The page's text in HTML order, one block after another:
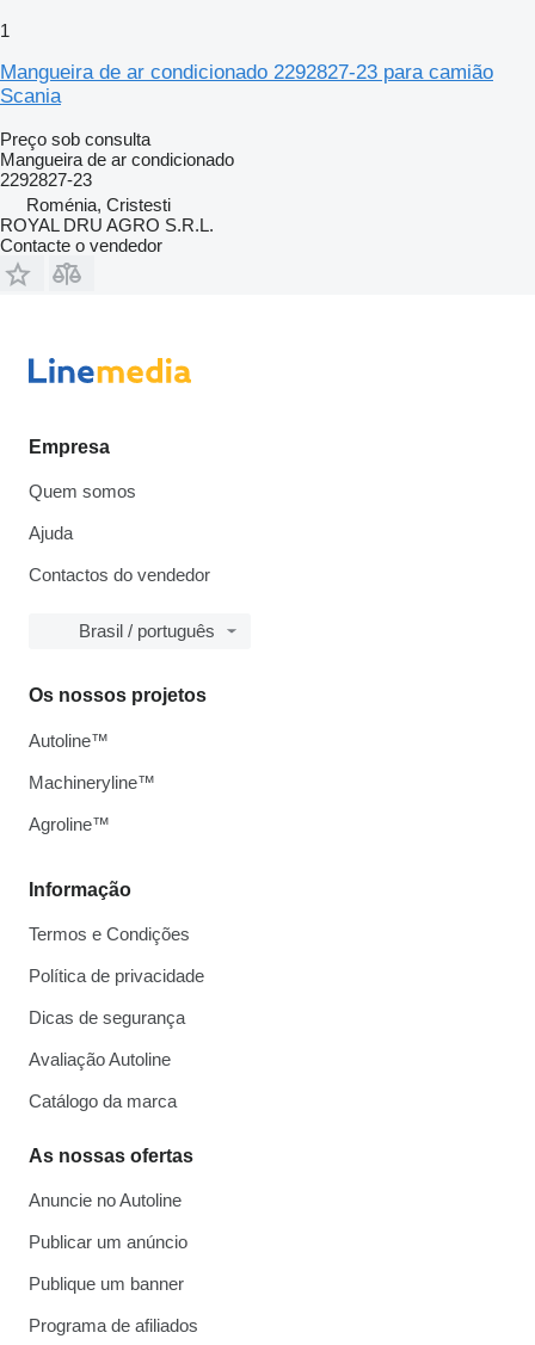
1
Mangueira de ar condicionado 2292827-23 para camião
Scania
Preço sob consulta
Mangueira de ar condicionado
2292827-23
Roménia, Cristesti
ROYAL DRU AGRO S.R.L.
Contacte o vendedor
Empresa
Quem somos
Ajuda
Contactos do vendedor
Brasil / português
Informação
Termos e Condições
Política de privacidade
Dicas de segurança
Avaliação Autoline
Catálogo da marca
As nossas ofertas
Anuncie no Autoline
Publicar um anúncio
Publique um banner
Programa de afiliados
Os nossos projetos
Autoline™
Machineryline™
Agroline™